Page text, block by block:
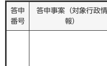
答申
番号
答申事案（対象行政情
報）